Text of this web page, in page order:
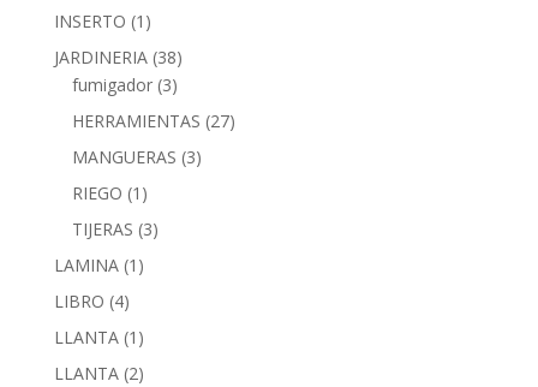
INSERTO (1)
JARDINERIA (38)
fumigador (3)
HERRAMIENTAS (27)
MANGUERAS (3)
RIEGO (1)
TIJERAS (3)
LAMINA (1)
LIBRO (4)
LLANTA (1)
LLANTA (2)